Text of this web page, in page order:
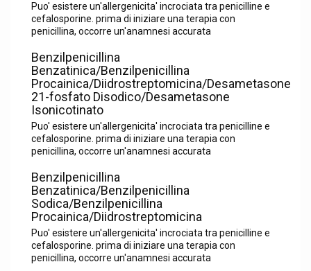
Puo' esistere un'allergenicita' incrociata tra penicilline e
cefalosporine. prima di iniziare una terapia con
penicillina, occorre un'anamnesi accurata
Benzilpenicillina
Benzatinica/Benzilpenicillina
Procainica/Diidrostreptomicina/Desametasone
21-fosfato Disodico/Desametasone
Isonicotinato
Puo' esistere un'allergenicita' incrociata tra penicilline e
cefalosporine. prima di iniziare una terapia con
penicillina, occorre un'anamnesi accurata
Benzilpenicillina
Benzatinica/Benzilpenicillina
Sodica/Benzilpenicillina
Procainica/Diidrostreptomicina
Puo' esistere un'allergenicita' incrociata tra penicilline e
cefalosporine. prima di iniziare una terapia con
penicillina, occorre un'anamnesi accurata